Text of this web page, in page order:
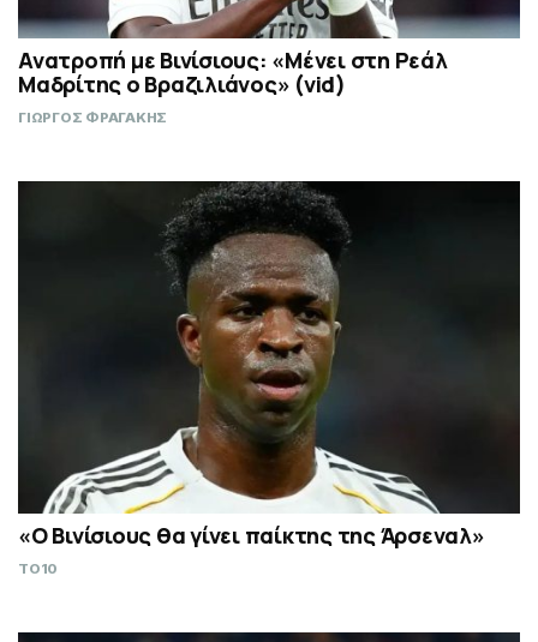
Ανατροπή με Βινίσιους: «Μένει στη Ρεάλ
Μαδρίτης ο Βραζιλιάνος» (vid)
ΓΙΩΡΓΟΣ ΦΡΑΓΑΚΗΣ
«Ο Βινίσιους θα γίνει παίκτης της Άρσεναλ»
TO10